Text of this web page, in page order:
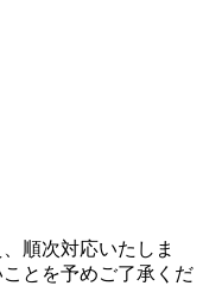
順次対応いたしま
とを予めご了承くだ